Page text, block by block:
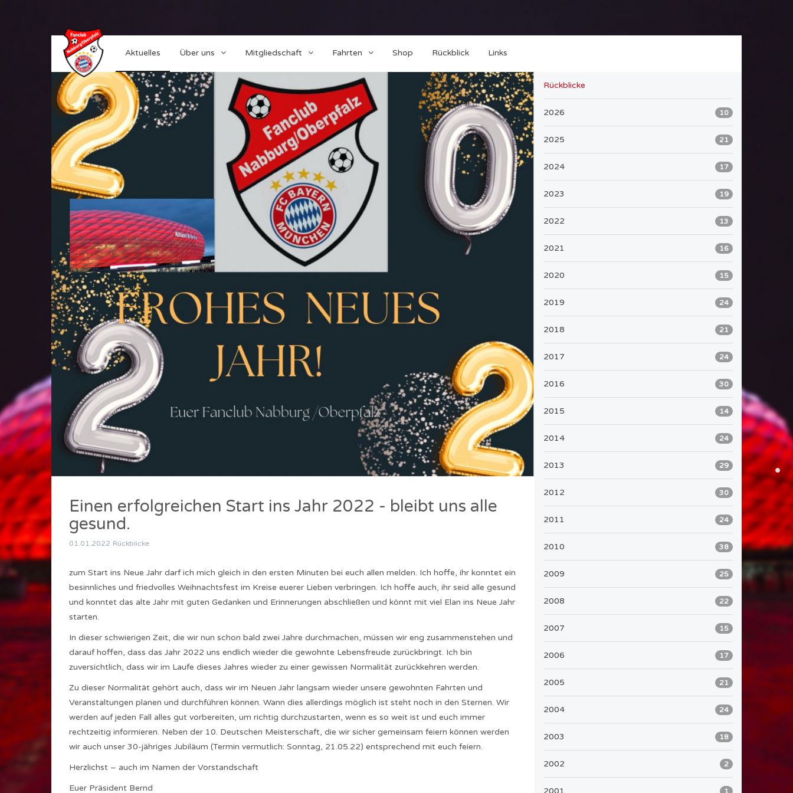
Aktuelles Über uns Mitgliedschaft Fahrten Shop Rückblick Links
Rückblicke
2026 10
2025 21
2024 17
2023 19
2022 13
2021 16
2020 15
2019 24
2018 21
2017 24
2016 30
2015 14
2014 24
2013 29
2012 30
2011 24
2010 38
2009 25
2008 22
2007 15
2006 17
2005 21
2004 24
2003 18
2002 2
2001 1
Einen erfolgreichen Start ins Jahr 2022 - bleibt uns alle
gesund.
01.01.2022 Rückblicke
zum Start ins Neue Jahr darf ich mich gleich in den ersten Minuten bei euch allen melden. Ich hoffe, ihr konntet ein
besinnliches und friedvolles Weihnachtsfest im Kreise euerer Lieben verbringen. Ich hoffe auch, ihr seid alle gesund
und konntet das alte Jahr mit guten Gedanken und Erinnerungen abschließen und könnt mit viel Elan ins Neue Jahr
starten.
In dieser schwierigen Zeit, die wir nun schon bald zwei Jahre durchmachen, müssen wir eng zusammenstehen und
darauf hoffen, dass das Jahr 2022 uns endlich wieder die gewohnte Lebensfreude zurückbringt. Ich bin
zuversichtlich, dass wir im Laufe dieses Jahres wieder zu einer gewissen Normalität zurückkehren werden.
Zu dieser Normalität gehört auch, dass wir im Neuen Jahr langsam wieder unsere gewohnten Fahrten und
Veranstaltungen planen und durchführen können. Wann dies allerdings möglich ist steht noch in den Sternen. Wir
werden auf jeden Fall alles gut vorbereiten, um richtig durchzustarten, wenn es so weit ist und euch immer
rechtzeitig informieren. Neben der 10. Deutschen Meisterschaft, die wir sicher gemeinsam feiern können werden
wir auch unser 30-jähriges Jubiläum (Termin vermutlich: Sonntag, 21.05.22) entsprechend mit euch feiern.
Herzlichst – auch im Namen der Vorstandschaft
Euer Präsident Bernd